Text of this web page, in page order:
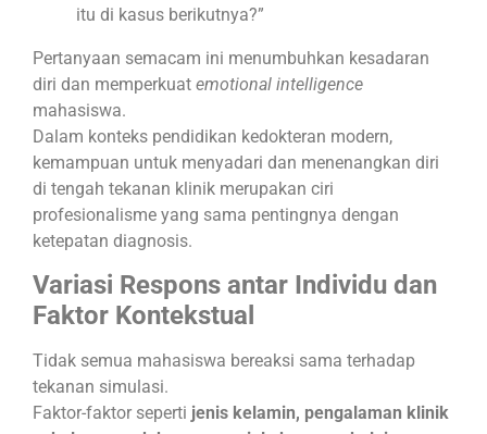
itu di kasus berikutnya?”
Pertanyaan semacam ini menumbuhkan kesadaran
diri dan memperkuat emotional intelligence
mahasiswa.
Dalam konteks pendidikan kedokteran modern,
kemampuan untuk menyadari dan menenangkan diri
di tengah tekanan klinik merupakan ciri
profesionalisme yang sama pentingnya dengan
ketepatan diagnosis.
Variasi Respons antar Individu dan
Faktor Kontekstual
Tidak semua mahasiswa bereaksi sama terhadap
tekanan simulasi.
Faktor-faktor seperti jenis kelamin, pengalaman klinik